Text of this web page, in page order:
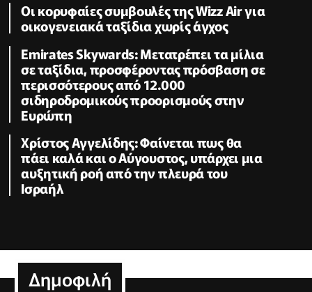
Οι κορυφαίες συμβουλές της Wizz Air για
οικογενειακά ταξίδια χωρίς άγχος
Emirates Skywards: Μετατρέπει τα μίλια
σε ταξίδια, προσφέροντας πρόσβαση σε
περισσότερους από 12.000
σιδηροδρομικούς προορισμούς στην
Ευρώπη
Χρίστος Αγγελίδης: Φαίνεται πως θα
πάει καλά και ο Αύγουστος, υπάρχει μια
αυξητική ροή από την πλευρά του
Ισραήλ
Δημοφιλή